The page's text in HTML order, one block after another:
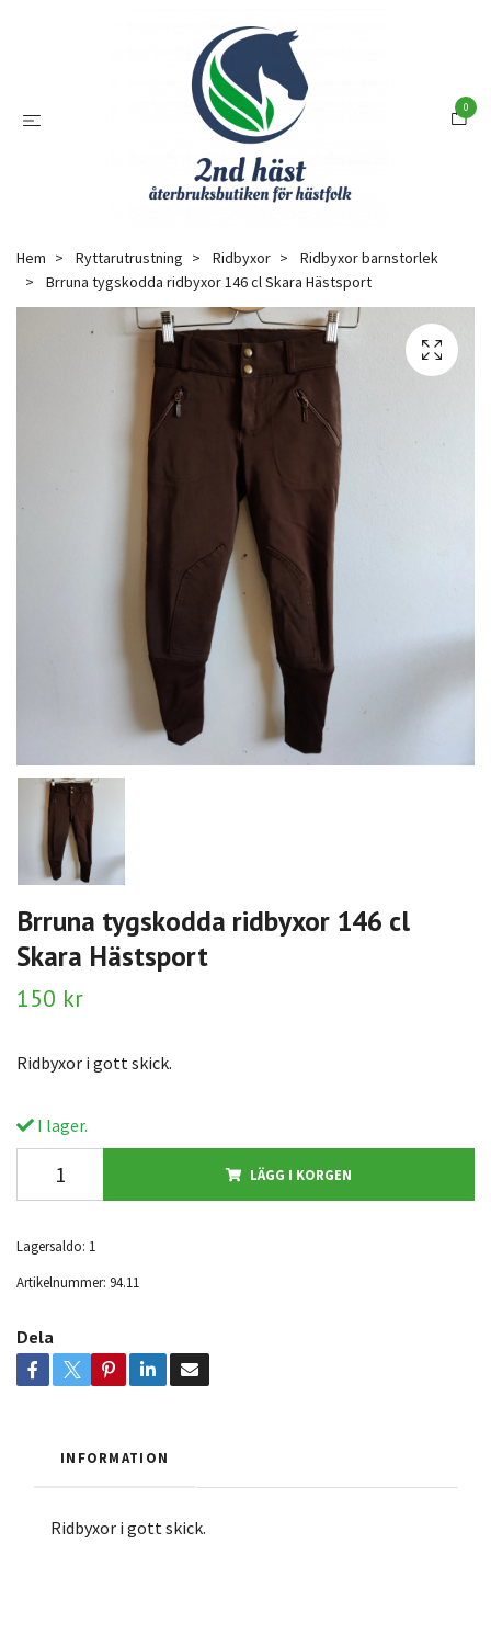
0
Hem Ryttarutrustning Ridbyxor
Ridbyxor barnstorlek
Brruna tygskodda ridbyxor 146 cl Skara Hästsport
Brruna tygskodda ridbyxor 146 cl
Skara Hästsport
150 kr
Ridbyxor i gott skick.
I lager.
LÄGG I KORGEN
Lagersaldo: 1
Artikelnummer: 94.11
Dela
INFORMATION
Ridbyxor i gott skick.